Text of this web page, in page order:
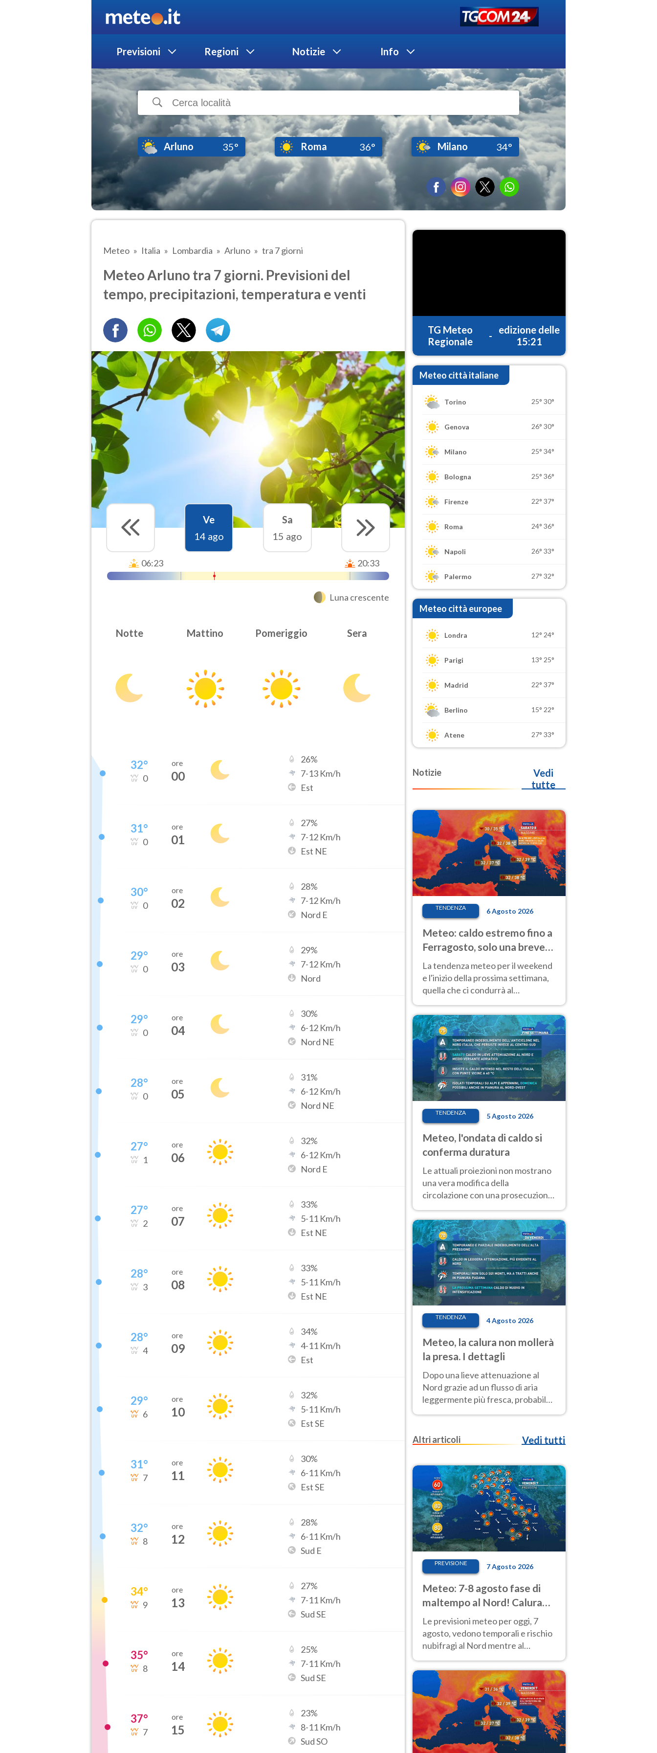
Previsioni Regioni Notizie Info
Arluno 35° Roma 36° Milano 34°
Meteo Italia Lombardia Arluno tra 7 giorni
Meteo Arluno tra 7 giorni. Previsioni del
tempo, precipitazioni, temperatura e venti
Ve
14 ago
Sa
15 ago
06:23 20:33
Luna crescente
Notte Mattino Pomeriggio Sera
32°
0
ore
00
26%
7-13 Km/h
Est
31°
0
ore
01
27%
7-12 Km/h
Est NE
30°
0
ore
02
28%
7-12 Km/h
Nord E
29°
0
ore
03
29%
7-12 Km/h
Nord
29°
0
ore
04
30%
6-12 Km/h
Nord NE
28°
0
ore
05
31%
6-12 Km/h
Nord NE
27°
1
ore
06
32%
6-12 Km/h
Nord E
27°
2
ore
07
33%
5-11 Km/h
Est NE
28°
3
ore
08
33%
5-11 Km/h
Est NE
28°
4
ore
09
34%
4-11 Km/h
Est
29°
6
ore
10
32%
5-11 Km/h
Est SE
31°
7
ore
11
30%
6-11 Km/h
Est SE
32°
8
ore
12
28%
6-11 Km/h
Sud E
34°
9
ore
13
27%
7-11 Km/h
Sud SE
35°
8
ore
14
25%
7-11 Km/h
Sud SE
37°
7
ore
15
23%
8-11 Km/h
Sud SO
TG Meteo
Regionale
-
edizione delle
15:21
Meteo città italiane
Torino 25° 30°
Genova 26° 30°
Milano 25° 34°
Bologna 25° 36°
Firenze 22° 37°
Roma 24° 36°
Napoli 26° 33°
Palermo 27° 32°
Meteo città europee
Londra 12° 24°
Parigi 13° 25°
Madrid 22° 37°
Berlino 15° 22°
Atene 27° 33°
Notizie
Vedi
tutte
TENDENZA 6 Agosto 2026
Meteo: caldo estremo fino a
Ferragosto, solo una breve
pausa. Ecco dove
La tendenza meteo per il weekend
e l'inizio della prossima settimana,
quella che ci condurrà al
temperature molto elevate
TENDENZA 5 Agosto 2026
Meteo, l'ondata di caldo si
conferma duratura
Le attuali proiezioni non mostrano
una vera modifica della
circolazione con una prosecuzione
giorni, compresa la settimana di
Ferragosto
TENDENZA 4 Agosto 2026
Meteo, la calura non mollerà
la presa. I dettagli
Dopo una lieve attenuazione al
Nord grazie ad un flusso di aria
leggermente più fresca, probabile
nuovo rinforzo dell’anticiclone
Altri articoli
Vedi tutti
PREVISIONE 7 Agosto 2026
Meteo: 7-8 agosto fase di
maltempo al Nord! Calura
fino a Ferragosto
Le previsioni meteo per oggi, 7
agosto, vedono temporali e rischio
nubifragi al Nord mentre al
molto intenso.